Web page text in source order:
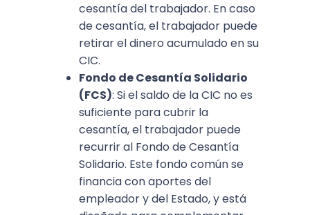
cesantía del trabajador. En caso
de cesantía, el trabajador puede
retirar el dinero acumulado en su
CIC.
Fondo de Cesantía Solidario
(FCS): Si el saldo de la CIC no es
suficiente para cubrir la
cesantía, el trabajador puede
recurrir al Fondo de Cesantía
Solidario. Este fondo común se
financia con aportes del
empleador y del Estado, y está